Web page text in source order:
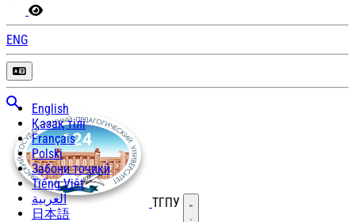
ENG
English
Қазақ тілі
Français
Polski
Забони тоҷикӣ
Tiếng Việt
العربية
日本語
ТГПУ Открыть меню